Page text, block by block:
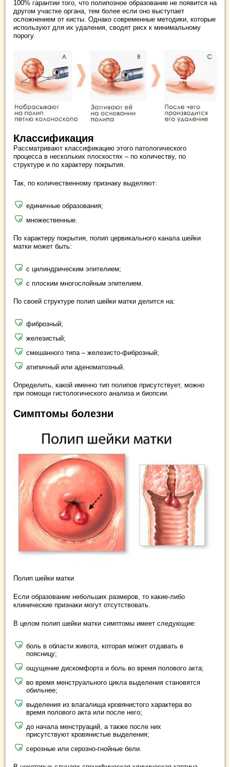
100% гарантии того, что полипозное образование не появится на
другом участке органа, тем более если оно выступает
осложнением от кисты. Однако современные методики, которые
используют для их удаления, сводят риск к минимальному
порогу.
Классификация
Рассматривают классификацию этого патологического
процесса в нескольких плоскостях – по количеству, по
структуре и по характеру покрытия.
Так, по количественному признаку выделяют:
единичные образования;
множественные.
По характеру покрытия, полип цервикального канала шейки
матки может быть:
с цилиндрическим эпителием;
с плоским многослойным эпителием.
По своей структуре полип шейки матки делится на:
фиброзный;
железистый;
смешанного типа – железисто-фиброзный;
атипичный или аденоматозный.
Определить, какой именно тип полипов присутствует, можно
при помощи гистологического анализа и биопсии.
Симптомы болезни
Полип шейки матки
Если образование небольших размеров, то какие-либо
клинические признаки могут отсутствовать.
В целом полип шейки матки симптомы имеет следующие:
боль в области живота, которая может отдавать в
поясницу;
ощущение дискомфорта и боль во время полового акта;
во время менструального цикла выделения становятся
обильнее;
выделения из влагалища кровянистого характера во
время полового акта или после него;
до начала менструаций, а также после них
присутствуют кровянистые выделения;
серозные или серозно-гнойные бели.